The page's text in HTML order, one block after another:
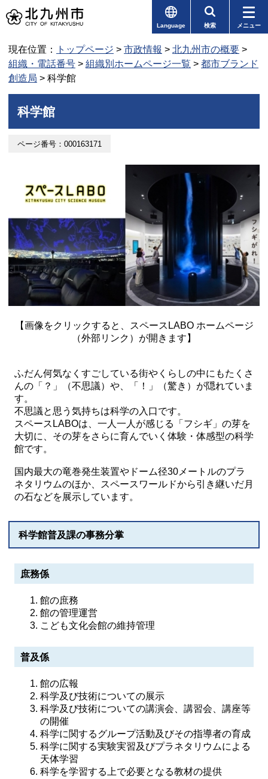
Language 検索 メニュー
現在位置： トップページ > 市政情報 > 北九州市の概要 >
組織・電話番号 > 組織別ホームページ一覧 > 都市ブランド
創造局 > 科学館
科学館
ページ番号：000163171
【画像をクリックすると、スペースLABO ホームページ
（外部リンク）が開きます】
ふだん何気なくすごしている街やくらしの中にもたくさ
んの「？」（不思議）や、「！」（驚き）が隠れていま
す。
不思議と思う気持ちは科学の入口です。
スペースLABOは、一人一人が感じる「フシギ」の芽を
大切に、その芽をさらに育んでいく体験・体感型の科学
館です。
国内最大の竜巻発生装置やドーム径30メートルのプラ
ネタリウムのほか、スペースワールドから引き継いだ月
の石などを展示しています。
科学館普及課の事務分掌
庶務係
館の庶務
館の管理運営
こども文化会館の維持管理
普及係
館の広報
科学及び技術についての展示
科学及び技術についての講演会、講習会、講座等
の開催
科学に関するグループ活動及びその指導者の育成
科学に関する実験実習及びプラネタリウムによる
天体学習
科学を学習する上で必要となる教材の提供